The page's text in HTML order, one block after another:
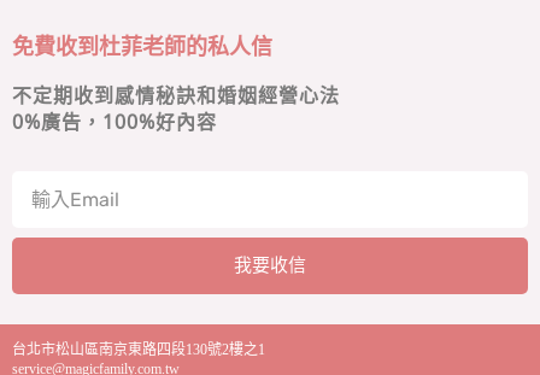
免費收到杜菲老師的私人信
不定期收到感情秘訣和婚姻經營心法
0%廣告，100%好內容
我要收信
l
t台北市松山區南京東路四段130號2樓之1
service@magicfamily.com.tw